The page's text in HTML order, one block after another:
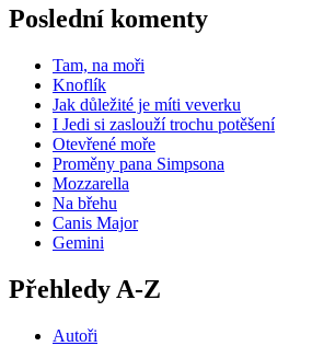
Poslední komenty
Tam, na moři
Knoflík
Jak důležité je míti veverku
I Jedi si zaslouží trochu potěšení
Otevřené moře
Proměny pana Simpsona
Mozzarella
Na břehu
Canis Major
Gemini
Přehledy A-Z
Autoři